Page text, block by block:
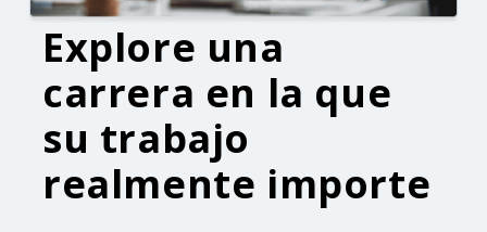
Explore una
carrera en la que
su trabajo
realmente importe